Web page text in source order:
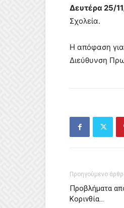
Δευτέρα 25/
Σχολεία.
Η απόφαση
Διεύθυνση
Προηγούμενο
Προβλήματα
Κορινθία…